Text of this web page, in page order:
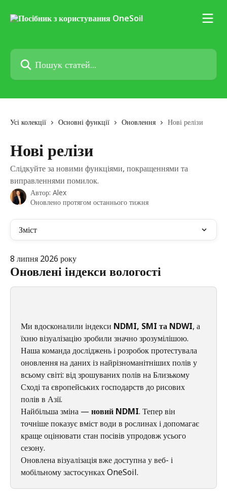
Пошук статей...
Усі колекції Основні функції Оновлення Нові релізи
Нові релізи
Слідкуйте за новими функціями, покращеннями та
виправленнями помилок.
Автор: Alex
Оновлено протягом останнього тижня
Зміст
8 липня 2026 року
Оновлені індекси вологості
Ми вдосконалили індекси NDMI, SMI та NDWI, а
їхню візуалізацію зробили значно зрозумілішою.
Наша команда досліджень і розробок протестувала
оновлення на даних із найрізноманітніших полів у
всьому світі: від зрошуваних полів на Близькому
Сході та європейських господарств до рисових
полів в Азії.
Найбільша зміна — новий NDMI. Тепер він
точніше показує вміст води в рослинах і допомагає
краще оцінювати стан посівів упродовж усього
сезону.
Оновлена візуалізація вже доступна у веб- і
мобільному застосунках OneSoil.